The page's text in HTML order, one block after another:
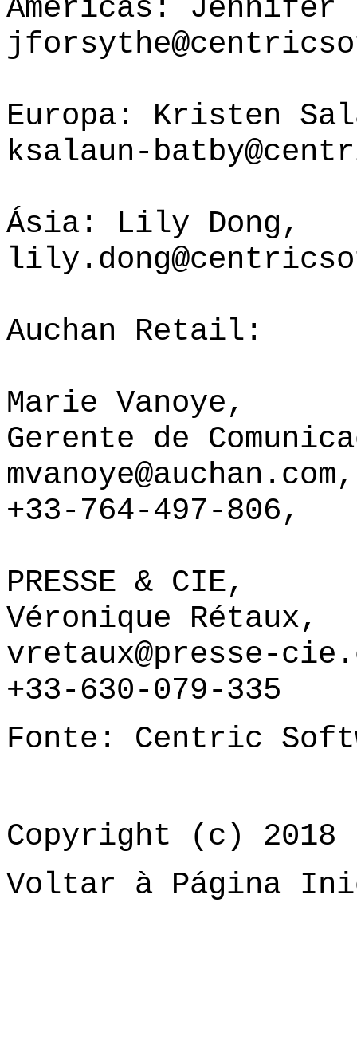
Américas: Jennifer
Europa: Kristen
ksalaun-
Ásia: Lily Dong,
Auchan Retail:
Marie Vanoye,
Gerente de
mvanoye@auchan.com,
+33-764-497-806,
PRESSE & CIE,
Véronique Rétaux,
vretaux@presse-
+33-630-079-335
Fonte: Centric
Copyright (c) 2018
Voltar à Página